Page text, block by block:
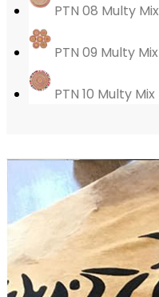
PTN 08 Multy Mix
PTN 09 Multy Mix
PTN 10 Multy Mix